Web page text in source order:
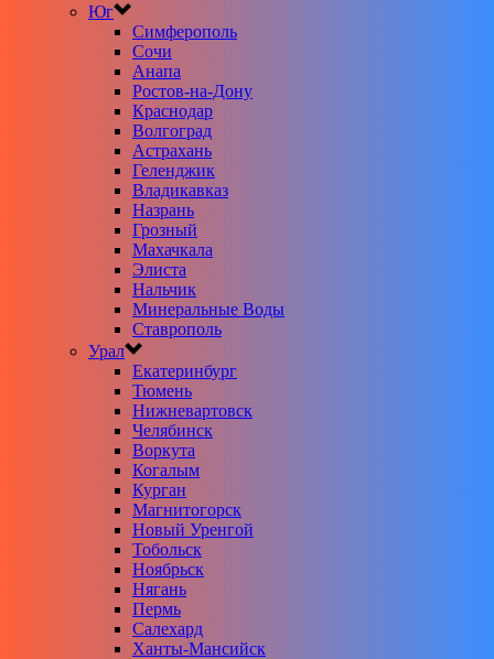
Юг
Симферополь
Сочи
Анапа
Ростов-на-Дону
Краснодар
Волгоград
Астрахань
Геленджик
Владикавказ
Назрань
Грозный
Махачкала
Элиста
Нальчик
Минеральные Воды
Ставрополь
Урал
Екатеринбург
Тюмень
Нижневартовск
Челябинск
Воркута
Когалым
Курган
Магнитогорск
Новый Уренгой
Тобольск
Ноябрьск
Нягань
Пермь
Салехард
Ханты-Мансийск